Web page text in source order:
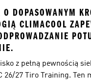
O DOPASOWANYM
CLIMACOOL
z pełną pewnością
26/27 Tiro Training. Ten